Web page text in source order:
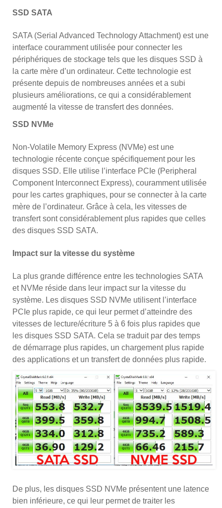
SSD SATA
SATA (Serial Advanced Technology Attachment) est une
interface couramment utilisée pour connecter les
périphériques de stockage tels que les disques SSD à
la carte mère d’un ordinateur. Cette technologie est
présente depuis de nombreuses années et a subi
plusieurs améliorations, ce qui a considérablement
augmenté la vitesse de transfert des données.
SSD NVMe
Non-Volatile Memory Express (NVMe) est une
technologie récente conçue spécifiquement pour les
disques SSD. Elle utilise l’interface PCIe (Peripheral
Component Interconnect Express), couramment utilisée
pour les cartes graphiques, pour se connecter à la carte
mère de l’ordinateur. Grâce à cela, les vitesses de
transfert sont considérablement plus rapides que celles
des disques SSD SATA.
Impact sur la vitesse du système
La plus grande différence entre les technologies SATA
et NVMe réside dans leur impact sur la vitesse du
système. Les disques SSD NVMe utilisent l’interface
PCIe plus rapide, ce qui leur permet d’atteindre des
vitesses de lecture/écriture 5 à 6 fois plus rapides que
les disques SSD SATA. Cela se traduit par des temps
de démarrage plus rapides, un chargement plus rapide
des applications et un transfert de données plus rapide.
De plus, les disques SSD NVMe présentent une latence
bien inférieure, ce qui leur permet de traiter les